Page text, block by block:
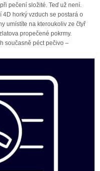
pečení složité. Teď už není.
horký vzduch se postará o
umístíte na kteroukoliv ze čtyř
propečené pokrmy.
současně péct pečivo –